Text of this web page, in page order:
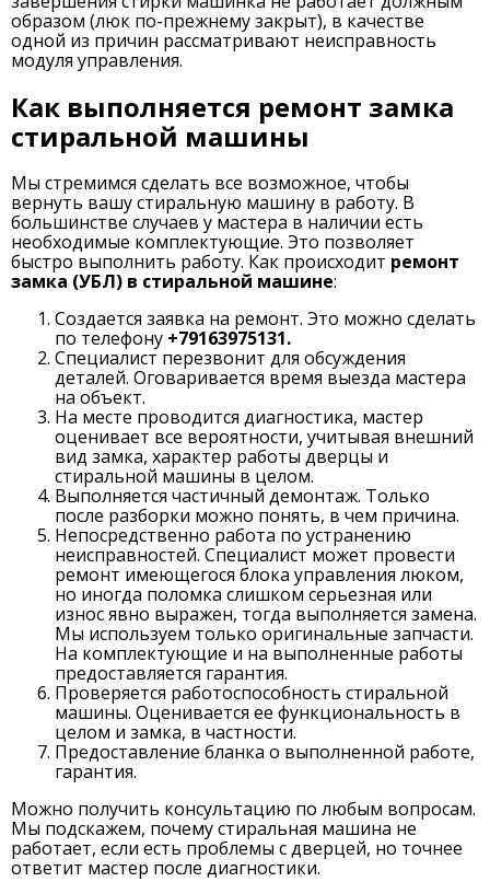
образом (люк по-прежнему закрыт), в качестве
одной из причин рассматривают неисправность
модуля управления.
Как выполняется ремонт замка
стиральной машины
Мы стремимся сделать все возможное, чтобы
вернуть вашу стиральную машину в работу. В
большинстве случаев у мастера в наличии есть
необходимые комплектующие. Это позволяет
быстро выполнить работу. Как происходит ремонт
замка (УБЛ) в стиральной машине:
Создается заявка на ремонт. Это можно сделать
по телефону +79163975131.
Специалист перезвонит для обсуждения
деталей. Оговаривается время выезда мастера
на объект.
На месте проводится диагностика, мастер
оценивает все вероятности, учитывая внешний
вид замка, характер работы дверцы и
стиральной машины в целом.
Выполняется частичный демонтаж. Только
после разборки можно понять, в чем причина.
Непосредственно работа по устранению
неисправностей. Специалист может провести
ремонт имеющегося блока управления люком,
но иногда поломка слишком серьезная или
износ явно выражен, тогда выполняется замена.
Мы используем только оригинальные запчасти.
На комплектующие и на выполненные работы
предоставляется гарантия.
Проверяется работоспособность стиральной
машины. Оценивается ее функциональность в
целом и замка, в частности.
Предоставление бланка о выполненной работе,
гарантия.
Можно получить консультацию по любым вопросам.
Мы подскажем, почему стиральная машина не
работает, если есть проблемы с дверцей, но точнее
ответит мастер после диагностики.